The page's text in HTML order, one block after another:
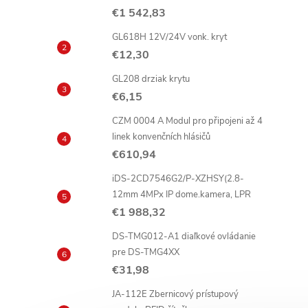
€1 542,83
GL618H 12V/24V vonk. kryt
€12,30
GL208 drziak krytu
€6,15
CZM 0004 A Modul pro připojeni až 4
linek konvenčních hlásičů
€610,94
iDS-2CD7546G2/P-XZHSY(2.8-
12mm 4MPx IP dome.kamera, LPR
€1 988,32
DS-TMG012-A1 diaľkové ovládanie
pre DS-TMG4XX
€31,98
JA-112E Zbernicový prístupový